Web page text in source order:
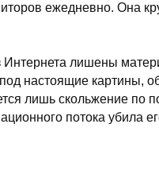
ежедневно. Она
Интернета лишены
настоящие картины,
лишь скольжение по
потока убила